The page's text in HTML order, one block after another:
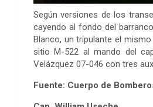
Según versiones de los
cayendo al fondo del
Blanco, un tripulante el
sitio M-522 al mando del
Velázquez 07-046 con tres
Fuente: Cuerpo de